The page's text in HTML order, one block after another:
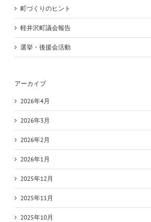
町づくりのヒント
軽井沢町議会報告
選挙・後援会活動
アーカイブ
2026年4月
2026年3月
2026年2月
2026年1月
2025年12月
2025年11月
2025年10月